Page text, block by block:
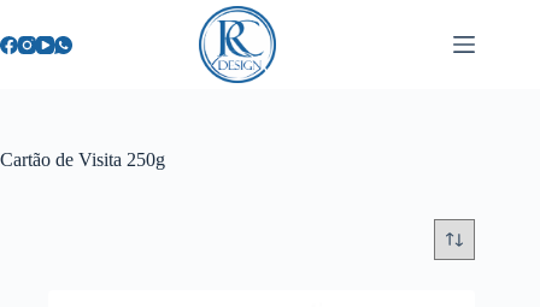
Cartão de Visita 250g